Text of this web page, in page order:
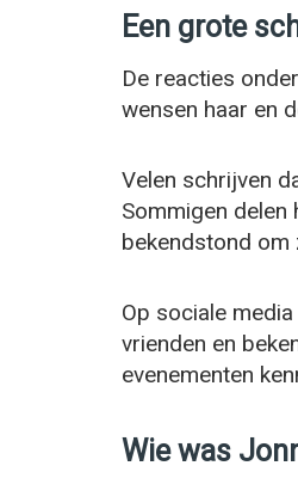
Een grote
De reacties
wensen haar en
Velen schrijven
Sommigen delen
bekendstond om
Op sociale
vrienden en
evenementen
Wie was